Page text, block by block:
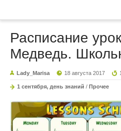
Расписание
Медведь.
Lady_Marisa 18 августа 2017
1 сентября, день знаний / Прочее